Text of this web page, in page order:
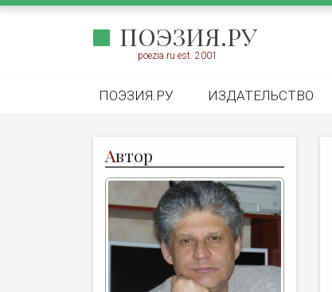
ПОЭЗИЯ.РУ
poezia.ru est. 2001
ПОЭЗИЯ.РУ ИЗДАТЕЛЬСТВО
Автор